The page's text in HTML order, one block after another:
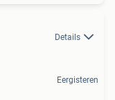
Details
Eergisteren